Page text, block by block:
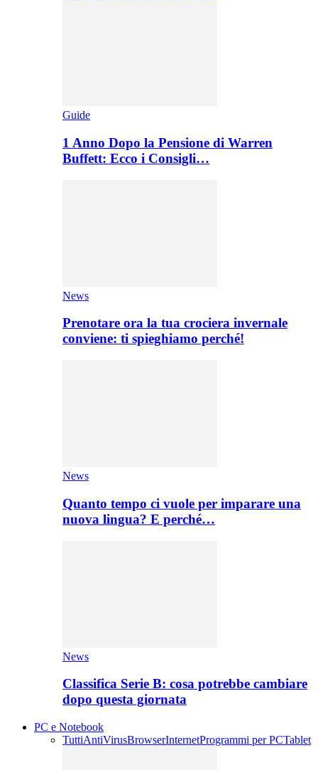
Guide
1 Anno Dopo la Pensione di Warren
Buffett: Ecco i Consigli…
News
Prenotare ora la tua crociera invernale
conviene: ti spieghiamo perché!
News
Quanto tempo ci vuole per imparare una
nuova lingua? E perché…
News
Classifica Serie B: cosa potrebbe cambiare
dopo questa giornata
PC e Notebook
TuttiAntiVirusBrowserInternetProgrammi per PCTablet